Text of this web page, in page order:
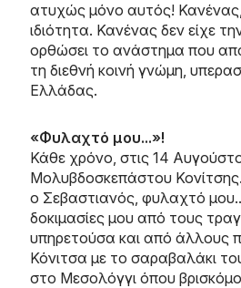
ατυχώς μόνο αυτός! Κανένας,
ιδιότητα. Κανένας δεν είχε
ορθώσει το ανάστημα που
τη διεθνή κοινή γνώμη,
Ελλάδας.
«Φυλαχτό μου...»!
Κάθε χρόνο, στις 14
Μολυβδοσκεπάστου
ο Σεβαστιανός, φυλαχτό μου...
δοκιμασίες μου από τους
υπηρετούσα και από άλλους
Κόνιτσα με το σαραβαλάκι
στο Μεσολόγγι όπου